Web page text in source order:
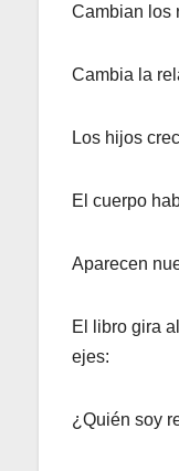
Cambian los
Cambia la
Los hijos
El cuerpo
Aparecen
El libro gira
ejes:
¿Quién soy